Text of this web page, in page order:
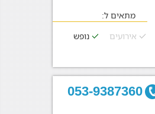
מתאים ל:
אירועים
נופש
053-9387360